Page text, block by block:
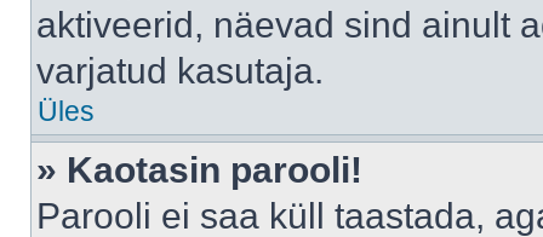
aktiveerid, näevad sind ainult
varjatud kasutaja.
Üles
» Kaotasin parooli!
Parooli ei saa küll taastada,